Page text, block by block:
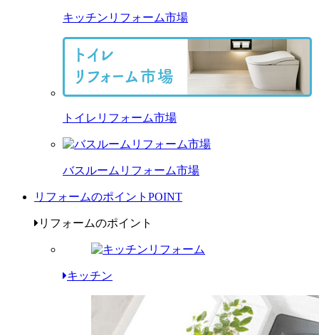
キッチンリフォーム市場
トイレリフォーム市場
バスルームリフォーム市場
リフォームのポイント POINT
リフォームのポイント
キッチン